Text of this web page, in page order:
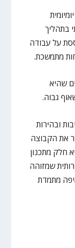
בתהליך
על עבודה
מתמשכת.
שהיא
גבוה.
ובהירות
את הקבוצה
חלק מתכנון
שמזוהה
מתמדת